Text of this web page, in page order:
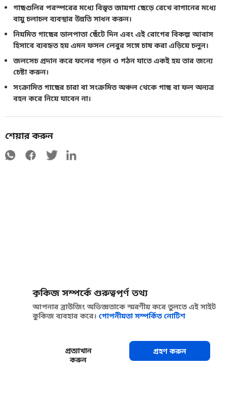
গাছগুলির পরস্পরের মধ্যে বিস্তৃত জায়গা ছেড়ে রেখে বাগানের মধ্যে
বায়ু চলাচল ব্যবস্থার উন্নতি সাধন করুন।
নিয়মিত গাছের ডালপাতা ছেঁটে দিন এবং এই রোগের বিকল্প আবাস
হিসাবে ব্যবহৃত হয় এমন ফসল লেবুর সঙ্গে চাষ করা এড়িয়ে চলুন।
জলসেচ প্রদান করে ফলের গড়ন ও গঠন যাতে একই হয় তার জন্যে
চেষ্টা করুন।
সংক্রামিত গাছের চারা বা সংক্রমিত অঞ্চল থেকে গাছ বা ফল অন্যত্র
বহন করে নিয়ে যাবেন না।
শেয়ার করুন
কুকিজ সম্পর্কে গুরুত্বপূর্ণ তথ্য
আপনার ব্রাউজিং অভিজ্ঞতাকে স্মরণীয় করে তুলতে এই সাইট
কুকিজ ব্যবহার করে। গোপনীয়তা সম্পর্কিত নোটিশ
প্রত্যাখান
করুন
গ্রহণ করুন